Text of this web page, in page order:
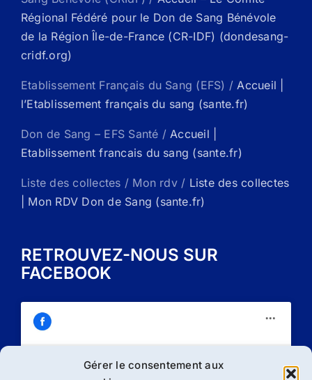
Gérer le consentement aux
Régional Fédéré pour le Don de Sang Bénévole
de la Région Île-de-France (CR-IDF) (dondesang-
cridf.org)
Etablissement Français du Sang (EFS) /Accueil |
l’Etablissement français du sang (sante.fr)
Don de Sang – EFS Santé /Accueil |
Etablissement francais du sang (sante.fr)
Liste des collectes / Mon rdv / Liste des collectes
| Mon RDV Don de Sang (sante.fr)
RETROUVEZ-NOUS SUR
FACEBOOK
Cliquez sur « J’accepte » pour activer